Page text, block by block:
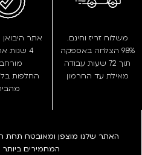
משלוח זריז וחינם.
98% הצלחה באספקה
תוך 72 שעות עבודה
מאילת עד החרמון
אתר
4 שנות
החלפות
האתר שלנו מוצפן ומאובטח תחת
המחמירים ביותר SSL/PCI DSS